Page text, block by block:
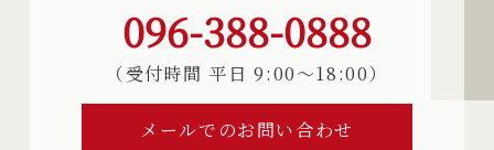
096-388-0888
（受付時間 平日 9:00〜18:00）
メールでのお問い合わせ